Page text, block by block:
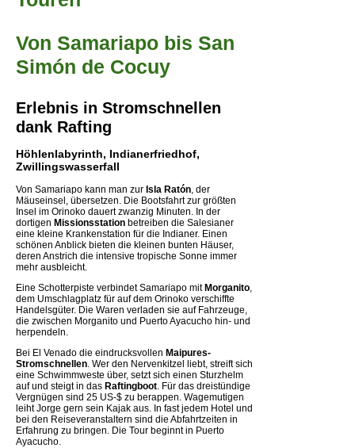
Von Samariapo bis San
Simón de Cocuy
Erlebnis in Stromschnellen
dank Rafting
Höhlenlabyrinth, Indianerfriedhof,
Zwillingswasserfall
Von Samariapo kann man zur Isla Ratón , der
Mäuseinsel, übersetzen. Die Bootsfahrt zur größten
Insel im Orinoko dauert zwanzig Minuten. In der
dortigen Missionsstation betreiben die Salesianer
eine kleine Krankenstation für die Indianer. Einen
schönen Anblick bieten die kleinen bunten Häuser,
deren Anstrich die intensive tropische Sonne immer
mehr ausbleicht.
Eine Schotterpiste verbindet Samariapo mitMorganito
dem Umschlagplatz für auf dem Orinoko verschiffte
Handelsgüter. Die Waren verladen sie auf Fahrzeuge,
die zwischen Morganito und Puerto Ayacucho hin- und
herpendeln.
Bei El Venado die eindrucksvollen Maipures-
Stromschnellen . Wer den Nervenkitzel liebt, streift sich
eine Schwimmweste über, setzt sich einen Sturzhelm
auf und steigt in das Raftingboot . Für das dreistündige
Vergnügen sind 25 US-$ zu berappen. Wagemutigen
leiht Jorge gern sein Kajak aus. In fast jedem Hotel und
bei den Reiseveranstaltern sind die Abfahrtzeiten in
Erfahrung zu bringen. Die Tour beginnt in Puerto
Ayacucho.